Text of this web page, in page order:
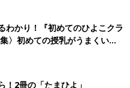
わかり！『初めてのひよこクラ
〉初めての授乳がうまくい
の基本と夏のトラブル 解決テ
！2冊の「たまひよ」